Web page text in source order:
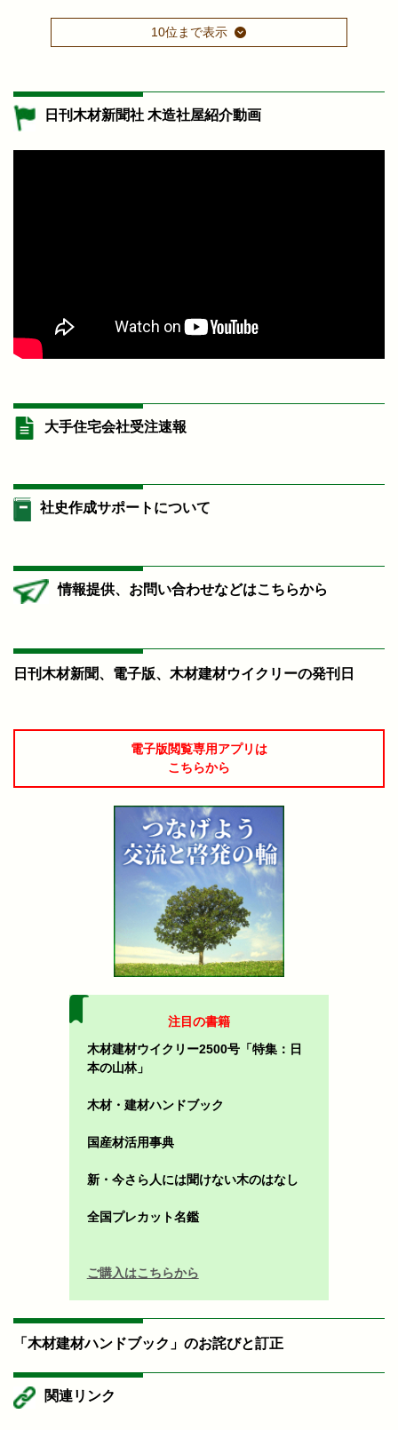
10位まで表示
日刊木材新聞社 木造社屋紹介動画
大手住宅会社受注速報
社史作成サポートについて
情報提供、お問い合わせなどはこちらから
日刊木材新聞、電子版、木材建材ウイクリーの発刊日
電子版閲覧専用アプリは
こちらから
注目の書籍
木材建材ウイクリー2500号「特集：日
本の山林」
木材・建材ハンドブック
国産材活用事典
新・今さら人には聞けない木のはなし
全国プレカット名鑑
ご購入はこちらから
「木材建材ハンドブック」のお詫びと訂正
関連リンク